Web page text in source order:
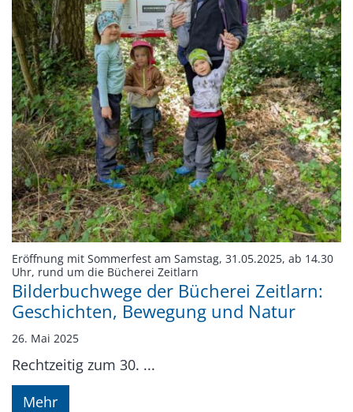
Eröffnung mit Sommerfest am Samstag, 31.05.2025, ab 14.30
Uhr, rund um die Bücherei Zeitlarn
Bilderbuchwege der Bücherei Zeitlarn:
Geschichten, Bewegung und Natur
26. Mai 2025
Rechtzeitig zum 30. ...
Mehr